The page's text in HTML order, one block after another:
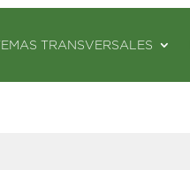
TRANSVERSALES